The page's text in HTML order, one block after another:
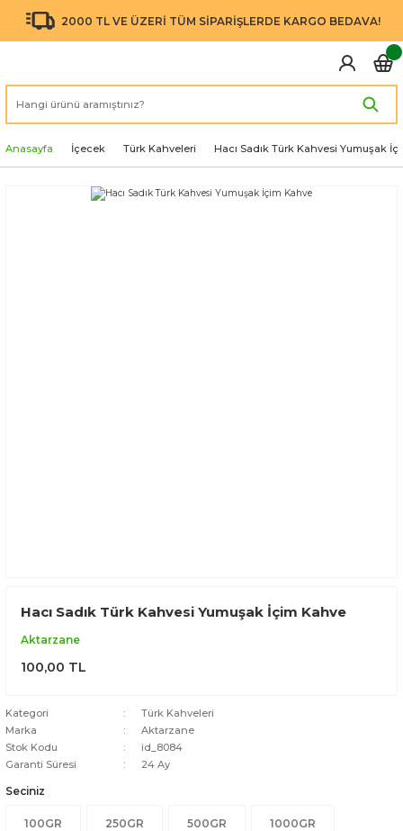
2000 TL VE ÜZERİ TÜM SİPARİŞLERDE KARGO BEDAVA!
Anasayfa İçecek Türk Kahveleri Hacı Sadık Türk Kahvesi Yumuşak
Hacı Sadık Türk Kahvesi Yumuşak İçim Kahve
Aktarzane
100,00 TL
Kategori
Türk Kahveleri
Marka
Aktarzane
Stok Kodu
id_8084
Garanti Süresi
24 Ay
Seciniz
100GR 250GR 500GR 1000GR